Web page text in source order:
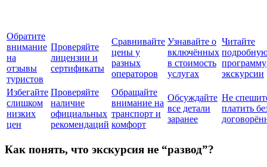
Обратите
внимание
на
отзывы
туристов
Проверяйте
лицензии и
сертификаты
Сравнивайте
цены у
разных
операторов
Узнавайте о
включённых
в стоимость
услугах
Читайте
программу
экскурсии
Избегайте
слишком
низких
цен
Проверяйте
наличие
официальных
рекомендаций
Обращайте
внимание на
транспорт и
комфорт
Обсуждайте
все детали
заранее
Не
платить
Как понять, что экскурсия не “развод”?